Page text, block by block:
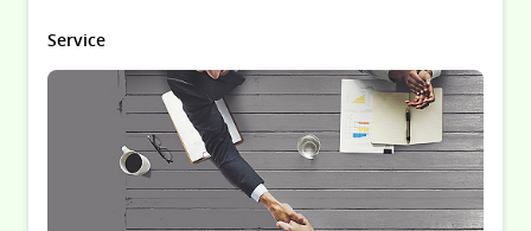
können.
Service